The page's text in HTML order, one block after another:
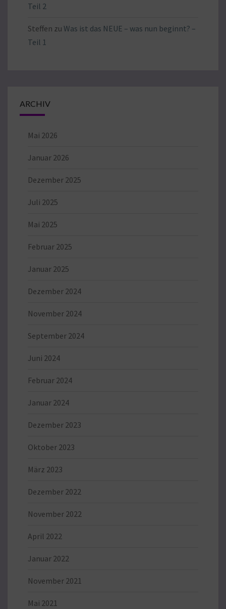
Teil 2
Steffen zu Was ist das NEUE – was nun beginnt? –
Teil 1
ARCHIV
Mai 2026
Januar 2026
Dezember 2025
Juli 2025
Mai 2025
Februar 2025
Januar 2025
Dezember 2024
November 2024
September 2024
Juni 2024
Februar 2024
Januar 2024
Dezember 2023
Oktober 2023
März 2023
Dezember 2022
November 2022
April 2022
Januar 2022
November 2021
Mai 2021